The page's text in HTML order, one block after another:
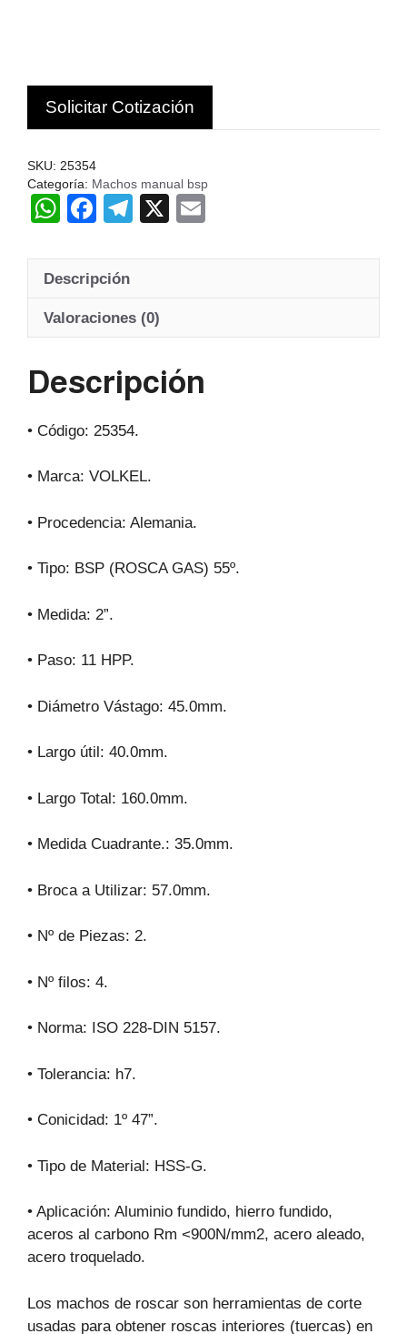
2PCS
VOLKEL
ALEMANIA
Solicitar Cotización
SKU: 25354
Categoría: Machos manual bsp
W
at
A
p
F
c
b
o
T
e
a
X
ail
Descripción
Valoraciones (0)
Descripción
• Código: 25354.
• Marca: VOLKEL.
• Procedencia: Alemania.
• Tipo: BSP (ROSCA GAS) 55º.
• Medida: 2”.
• Paso: 11 HPP.
• Diámetro Vástago: 45.0mm.
• Largo útil: 40.0mm.
• Largo Total: 160.0mm.
• Medida Cuadrante.: 35.0mm.
• Broca a Utilizar: 57.0mm.
• Nº de Piezas: 2.
• Nº filos: 4.
• Norma: ISO 228-DIN 5157.
• Tolerancia: h7.
• Conicidad: 1º 47”.
• Tipo de Material: HSS-G.
• Aplicación: Aluminio fundido, hierro fundido,
aceros al carbono Rm <900N/mm2, acero aleado,
acero troquelado.
Los machos de roscar son herramientas de corte
usadas para obtener roscas interiores (tuercas) en